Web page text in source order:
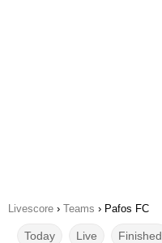
Livescore › Teams › Pafos FC
Today Live Finished